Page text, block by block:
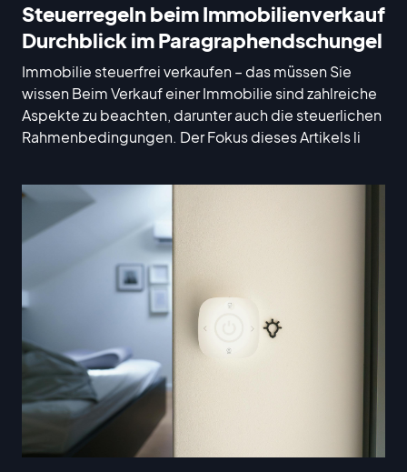
Steuerregeln beim Immobilienverkauf
Durchblick im Paragraphendschungel
Immobilie steuerfrei verkaufen – das müssen Sie
wissen Beim Verkauf einer Immobilie sind zahlreiche
Aspekte zu beachten, darunter auch die steuerlichen
Rahmenbedingungen. Der Fokus dieses Artikels li